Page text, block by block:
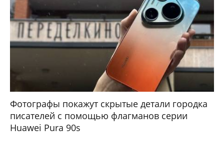
Фотографы покажут скрытые детали городка
писателей с помощью флагманов серии
Huawei Pura 90s